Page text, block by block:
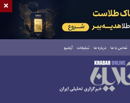
تماس با ما درباره ما تبلیغات آرشیو
×